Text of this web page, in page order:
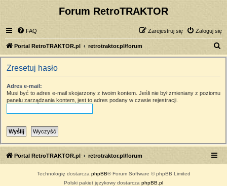
Forum RetroTRAKTOR
FAQ Zaloguj się
Zarejestruj się
Portal RetroTRAKTOR.pl retrotraktor.pl/forum
z
Zresetuj hasło
Adres e-mail:
Musi być to adres e-mail skojarzony z twoim kontem. Jeśli nie był zmieniany z poziomu
panelu zarządzania kontem, jest to adres podany w czasie rejestracji.
Portal RetroTRAKTOR.pl retrotraktor.pl/forum
Technologię dostarcza phpBB® Forum Software © phpBB Limited
Polski pakiet językowy dostarcza phpBB.pl